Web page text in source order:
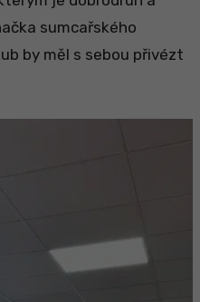
sumcařského
by měl s sebou přivézt